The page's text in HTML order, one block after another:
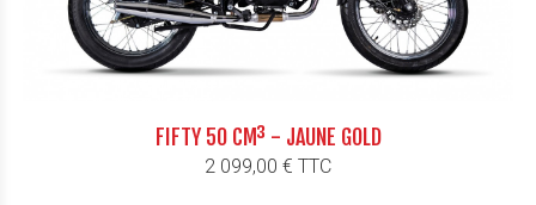
FIFTY 50 CM³ - JAUNE GOLD
Prix
2 099,00 € TTC